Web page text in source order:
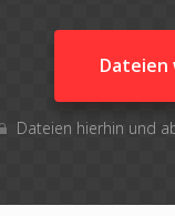
Dateien
Dateien hierhin und